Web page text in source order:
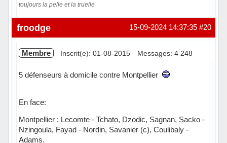
toujours la pelle et la truelle
Hors ligne #20
15-09-2024 14:37:35
froodge
Membre Inscrit(e): 01-08-2015 Messages: 4 248
5 défenseurs à domicile contre Montpellier
En face:
Montpellier : Lecomte - Tchato, Dzodic, Sagnan, Sacko -
Nzingoula, Fayad - Nordin, Savanier (c), Coulibaly -
Adams.